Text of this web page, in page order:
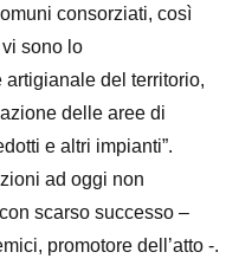
consorziati, così
sono lo
del territorio,
delle aree di
e altri impianti”.
ad oggi non
scarso successo –
promotore dell’atto -.